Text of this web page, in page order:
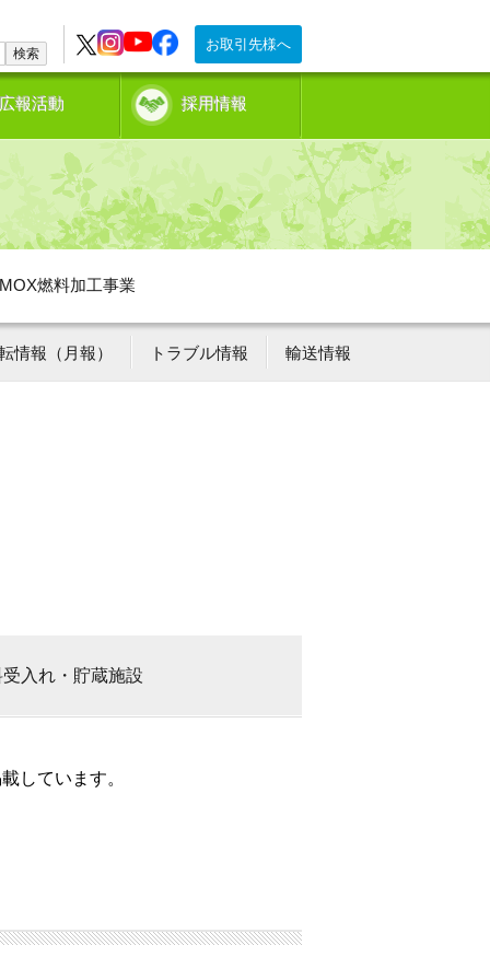
お取引先様へ
検索
報活動 採用情報
燃料加工事業
情報（月報） トラブル情報 輸送情報
受入れ・貯蔵施設
しています。